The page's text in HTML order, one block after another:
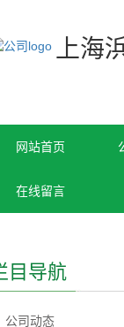
上海
网站首页
在线留言
目导航
公司动态